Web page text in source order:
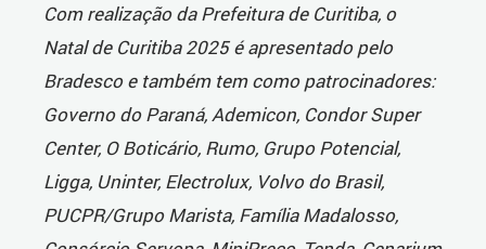
Com realização da Prefeitura de Curitiba, o
Natal de Curitiba 2025 é apresentado pelo
Bradesco e também tem como patrocinadores:
Governo do Paraná, Ademicon, Condor Super
Center, O Boticário, Rumo, Grupo Potencial,
Ligga, Uninter, Electrolux, Volvo do Brasil,
PUCPR/Grupo Marista, Família Madalosso,